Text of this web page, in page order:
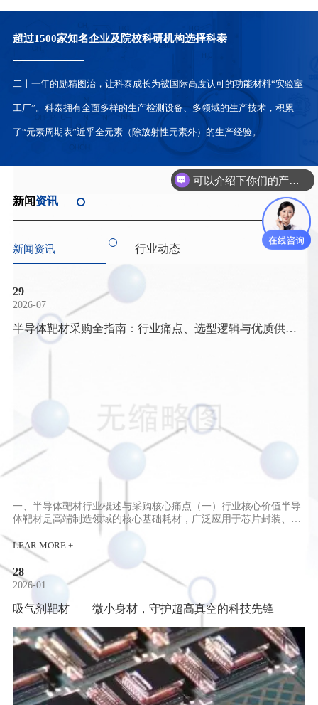
超过1500家知名企业及院校科研机构选择科泰
二十一年的励精图治，让科泰成长为被国际高度认可的功能材料“实验室
工厂”。科泰拥有全面多样的生产检测设备、多领域的生产技术，积累
了“元素周期表”近乎全元素（除放射性元素外）的生产经验。
新闻资讯
新闻资讯 行业动态
29
2026-07
半导体靶材采购全指南：行业痛点、选型逻辑与优质供应
商参考
一、半导体靶材行业概述与采购核心痛点（一）行业核心价值半导
体靶材是高端制造领域的核心基础耗材，广泛应用于芯片封装、光
电镀膜、传感器生产等核心赛道，其性能直接决定终端产品的良率
与稳定性。随着国内高端制造产业快速崛起，市场对特种靶材的定
制化需求持续攀升，行业涌入大量厂商，但不同厂商的产品适配能
力、服务配...
LEAR MORE +
28
2026-01
吸气剂靶材——微小身材，守护超高真空的科技先锋
可以介绍下你们的产品么？